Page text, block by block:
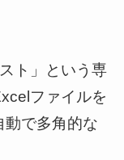
ト」という専
ファイルを
動で多角的な